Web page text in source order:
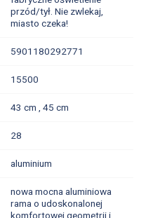
przód/tył. Nie zwlekaj,
miasto czeka!
5901180292771
15500
43 cm , 45 cm
28
aluminium
nowa mocna aluminiowa
rama o udoskonalonej
komfortowej geometrii i